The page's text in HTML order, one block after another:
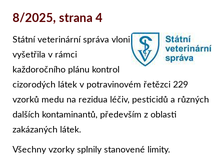
8/2025, strana 4
Státní veterinární správa vloni
vyšetřila v rámci
každoročního plánu kontrol
cizorodých látek v potravinovém řetězci 229
vzorků medu na rezidua léčiv, pesticidů a různých
dalších kontaminantů, především z oblasti
zakázaných látek.
Všechny vzorky splnily stanovené limity.